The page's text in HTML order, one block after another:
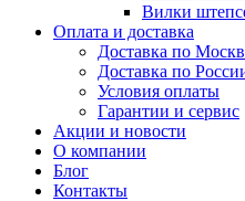
Вилки
Оплата и доставка
Доставка по
Доставка по
Условия оплаты
Гарантии и сервис
Акции и новости
О компании
Блог
Контакты